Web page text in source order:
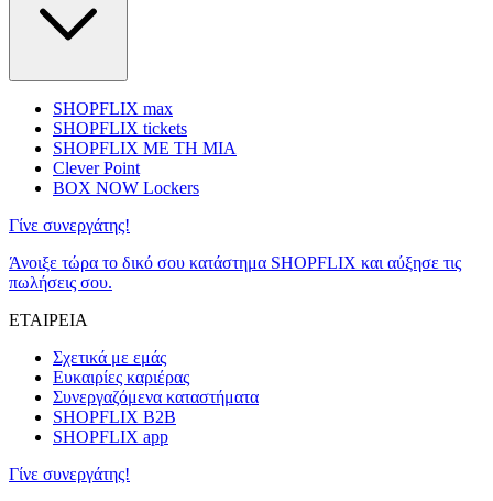
SHOPFLIX max
SHOPFLIX tickets
SHOPFLIX ΜΕ ΤΗ ΜΙΑ
Clever Point
BOX NOW Lockers
Γίνε συνεργάτης!
Άνοιξε τώρα το δικό σου κατάστημα SHOPFLIX και αύξησε τις
πωλήσεις σου.
ΕΤΑΙΡΕΙΑ
Σχετικά με εμάς
Ευκαιρίες καριέρας
Συνεργαζόμενα καταστήματα
SHOPFLIX B2B
SHOPFLIX app
Γίνε συνεργάτης!